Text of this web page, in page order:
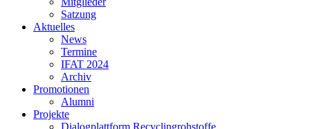
Satzung
Aktuelles
News
Termine
IFAT 2024
Archiv
Promotionen
Alumni
Projekte
Dialogplattform Recyclingrohstoffe